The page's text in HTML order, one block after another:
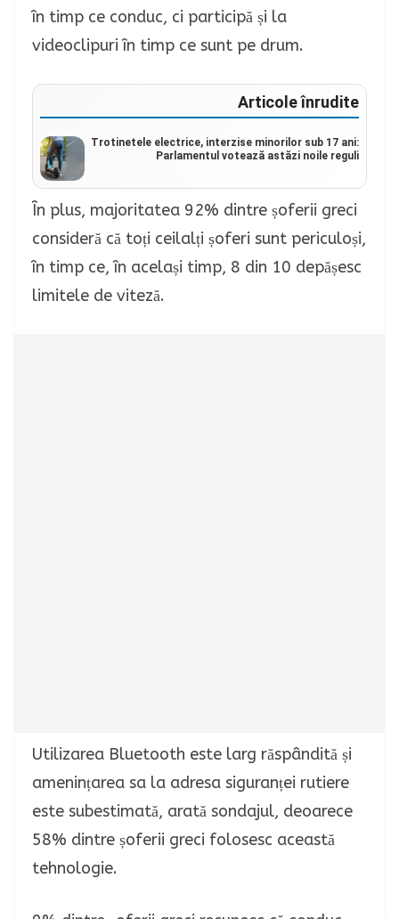
în timp ce conduc, ci participă și la
videoclipuri în timp ce sunt pe drum.
Articole înrudite
Trotinetele electrice, interzise minorilor sub 17 ani:
Parlamentul votează astăzi noile reguli
În plus, majoritatea 92% dintre șoferii greci
consideră că toți ceilalți șoferi sunt periculoși,
în timp ce, în același timp, 8 din 10 depășesc
limitele de viteză.
Utilizarea Bluetooth este larg răspândită și
amenințarea sa la adresa siguranței rutiere
este subestimată, arată sondajul, deoarece
58% dintre șoferii greci folosesc această
tehnologie.